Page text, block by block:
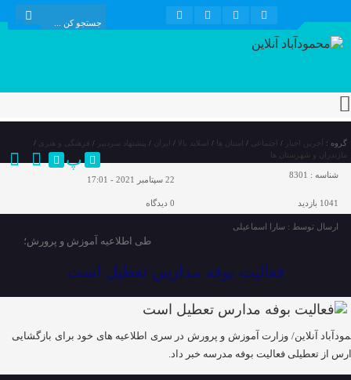
گروه : آخرین اخبار / اجتماعی / استان ها / اسلاید بالا /
/ پیشنهاد سردبیر / فرهنگی و هنری
/
مازندران و شهرستان ها
پ
شناسه : 8301 22 سپتامبر 2021 - 17:01
1041 بازدید 0 دیدگاه
ارسال توسط : سارا اسماعیلی
طی اطلاعیه آموزش و پرورش؛
فعالیت بوفه مدارس تعطیل است
آنلاین/ وزارت آموزش و پرورش در سری اطلاعیه های خود برای بازگشایی
از تعطیلی فعالیت بوفه مدرسه خبر داد.